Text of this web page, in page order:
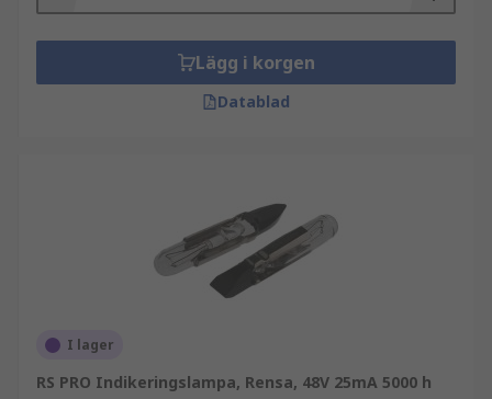
Lägg i korgen
Datablad
I lager
RS PRO Indikeringslampa, Rensa, 48V 25mA 5000 h